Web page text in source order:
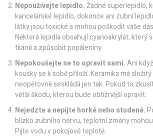
Nepoužívejte lepidlo.Žádné superlepidlo,
kancelářské lepidlo, dokonce ani zubní
látky jsou toxické a mohou poškodit vaše
Některá lepidla obsahují cyanoakrylát, který
tkáně a způsobit popáleniny.
Nepokoušejte se to opravit sami.Ani
kousky se k sobě přiloží. Keramika má
neopětovně seskládá jen tak. Pokud to
větší škodu, kterou bude obtížnější opravit.
Nejedzte a nepijte horké nebo studené.
blízko zubního nervu, teplotní změny
Pijte vodu v pokojové teplotě.